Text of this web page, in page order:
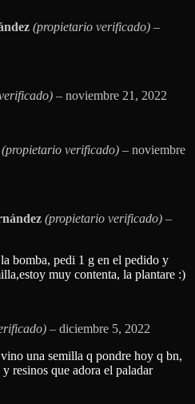
(propietario verificado) –
– noviembre 21, 2022
(propietario verificado) – noviembre
(propietario verificado) –
bomba, pedi 1 g en el pedido y
muy contenta, la plantare :)
– diciembre 5, 2022
una semilla q pondre hoy q bn,
resinos que adora el paladar